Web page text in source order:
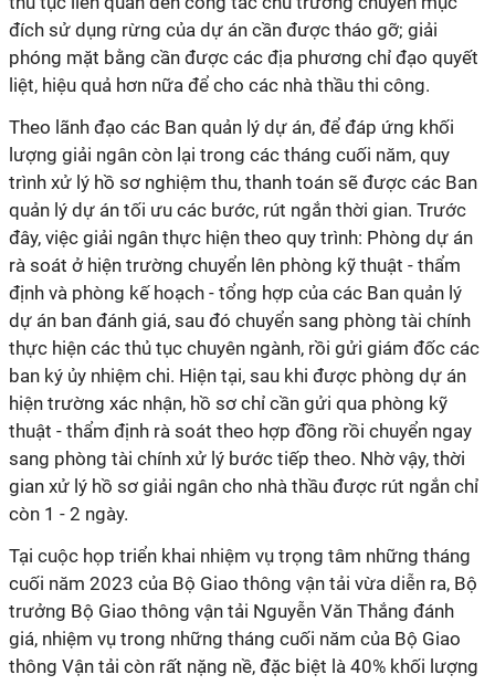
đích sử dụng rừng của dự án cần được tháo gỡ; giải
phóng mặt bằng cần được các địa phương chỉ đạo quyết
liệt, hiệu quả hơn nữa để cho các nhà thầu thi công.
Theo lãnh đạo các Ban quản lý dự án, để đáp ứng khối
lượng giải ngân còn lại trong các tháng cuối năm, quy
trình xử lý hồ sơ nghiệm thu, thanh toán sẽ được các Ban
quản lý dự án tối ưu các bước, rút ngắn thời gian. Trước
đây, việc giải ngân thực hiện theo quy trình: Phòng dự án
rà soát ở hiện trường chuyển lên phòng kỹ thuật - thẩm
định và phòng kế hoạch - tổng hợp của các Ban quản lý
dự án ban đánh giá, sau đó chuyển sang phòng tài chính
thực hiện các thủ tục chuyên ngành, rồi gửi giám đốc các
ban ký ủy nhiệm chi. Hiện tại, sau khi được phòng dự án
hiện trường xác nhận, hồ sơ chỉ cần gửi qua phòng kỹ
thuật - thẩm định rà soát theo hợp đồng rồi chuyển ngay
sang phòng tài chính xử lý bước tiếp theo. Nhờ vậy, thời
gian xử lý hồ sơ giải ngân cho nhà thầu được rút ngắn chỉ
còn 1 - 2 ngày.
Tại cuộc họp triển khai nhiệm vụ trọng tâm những tháng
cuối năm 2023 của Bộ Giao thông vận tải vừa diễn ra, Bộ
trưởng Bộ Giao thông vận tải Nguyễn Văn Thắng đánh
giá, nhiệm vụ trong những tháng cuối năm của Bộ Giao
thông Vận tải còn rất nặng nề, đặc biệt là 40% khối lượng